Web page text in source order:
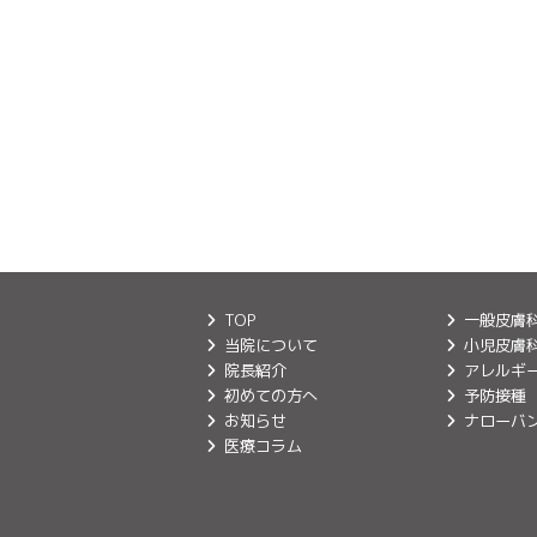
TOP
当院について
院長紹介
初めての方へ
お知らせ
医療コラム
一般皮膚
小児皮膚
アレルギ
予防接種
ナローバ